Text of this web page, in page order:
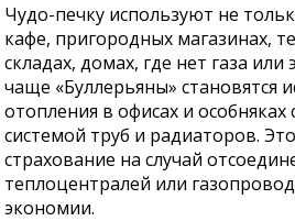
Чудо-печку используют не
кафе, пригородных магазинах,
складах, домах, где нет газа или
чаще «Буллерьяны» становятся
отопления в офисах и
системой труб и радиаторов.
страхование на случай
теплоцентралей или
экономии.